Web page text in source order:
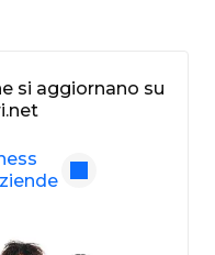
si aggiornano su